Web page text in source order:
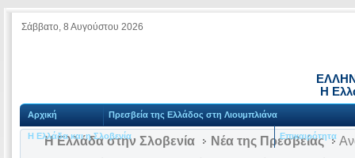
Σάββατο, 8 Αυγούστου 2026
Η
Αρχική Πρεσβεία της Ελλάδος στη Λιουμπλιάνα
Η Ελλάδα και η Σλοβενία Επικαιρότητα
Η Ελλάδα στην Σλοβενία Νέα της Πρεσβείας